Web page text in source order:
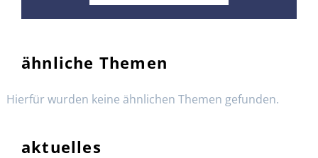
ähnliche Themen
Hierfür wurden keine ähnlichen Themen gefunden.
aktuelles